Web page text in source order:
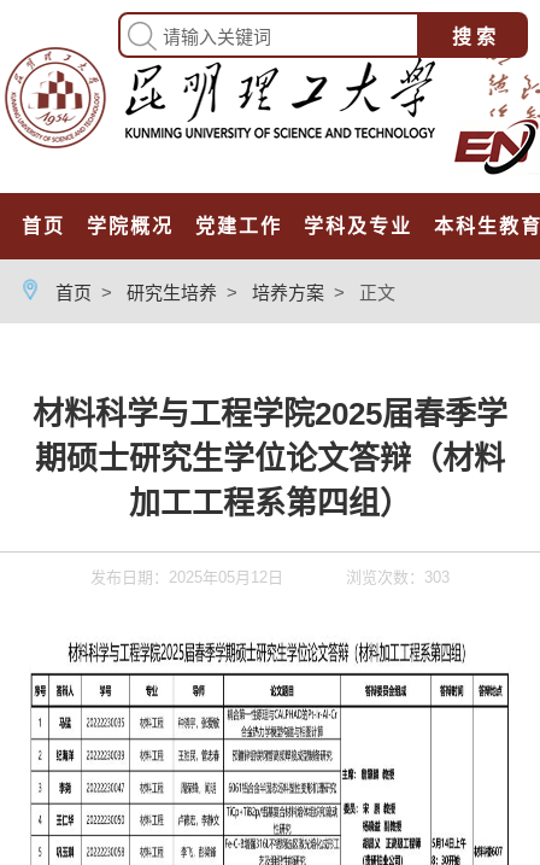
首页 学院概况 党建工作 学科及专业 本科生教
首页 > 研究生培养 > 培养方案 > 正文
材料科学与工程学院2025届春季学
期硕士研究生学位论文答辩（材料
加工工程系第四组）
发布日期：2025年05月12日 浏览次数： 303